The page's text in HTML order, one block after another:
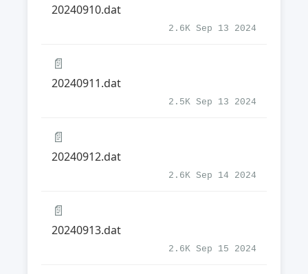
20240910.dat
2.6K Sep 13 2024
📄
20240911.dat
2.5K Sep 13 2024
📄
20240912.dat
2.6K Sep 14 2024
📄
20240913.dat
2.6K Sep 15 2024